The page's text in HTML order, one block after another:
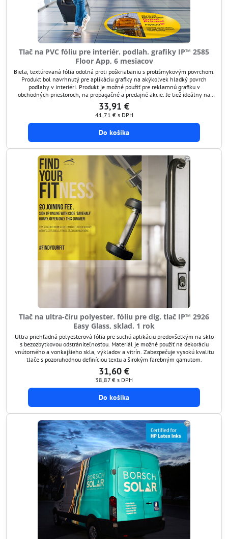
Tlač na PVC fóliu pre interiér. podlah. grafiky IP™ 2585
Floor App, 6 mesiacov
Biela, textúrovaná fólia odolná proti poškriabaniu s protišmykovým povrchom.
Produkt bol navrhnutý pre aplikáciu grafiky na akýkoľvek hladký povrch
podlahy v interiéri. Produkt je možné použiť pre reklamnú grafiku v
obchodných priestoroch, na propagačné a predajné akcie. Je tiež ideálny na
značenie verejných veľtrhoch, výstavách, letiskách, v múzeách, galériách,
športových arénach, hoteloch atď.
33,91 €
41,71 € s DPH
Do košíka
Tlač na ultra-číru polyester. fóliu pre dig. tlač IP™ 2926
Easy Glass, sklad. 1 rok
Ultra priehľadná polyesterová fólia pre suchú aplikáciu predovšetkým na sklo
s bezozbytkovou odstrániteľnosťou. Materiál je možné použiť na dekoráciu
vnútorného a vonkajšieho skla, výkladov a vitrín. Zabezpečuje vysokú kvalitu
tlače s pozoruhodnou definíciou textu a širokým farebným gamutom.
31,60 €
38,87 € s DPH
Do košíka